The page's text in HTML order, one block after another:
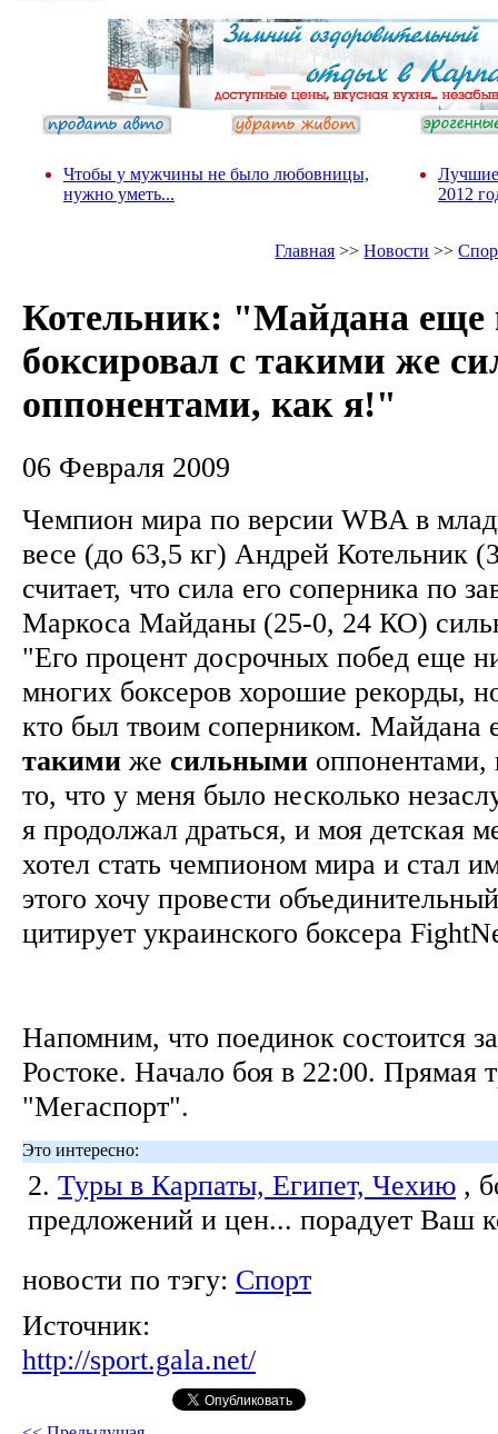
Чтобы у мужчины не было любовницы,
нужно уметь...
Лучшие
2012
Главная >>Новости >>
Котельник: "Майдана еще
боксировал с такими же
оппонентами, как я!"
06 Февраля 2009
Чемпион мира по версии WBA в
весе (до 63,5 кг) Андрей Котельник
считает, что сила его соперника по
Маркоса Майданы (25-0, 24 КО)
"Его процент досрочных побед еще
многих боксеров хорошие рекорды,
кто был твоим соперником.
такими же сильными оппонентами,
то, что у меня было несколько
я продолжал драться, и моя детская
хотел стать чемпионом мира и стал
этого хочу провести
цитирует украинского боксера
Напомним, что поединок состоится
Ростоке. Начало боя в 22:00. Прямая
"Мегаспорт".
Это интересно:
2. Туры в Карпаты, Египет, Чехию ,
предложений и цен... порадует Ваш
новости по тэгу: Спорт
Источник:
http://sport.gala.net/